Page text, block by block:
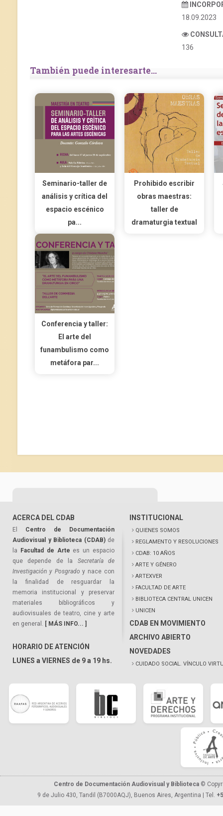
18.09.2023
136
También puede interesarte...
Seminario-taller de
análisis y crítica del
espacio escénico
pa...
Prohibido escribir
obras maestras:
taller de
dramaturgia textual
Conferencia y taller:
El arte del
funambulismo como
metáfora par...
ACERCA DEL CDAB
El Centro de Documentación
Audiovisual y Biblioteca (CDAB)de
la
Facultad de Arte es un espacio
que depende de la Secretaría de
Investigación y Posgrado y nace con
la finalidad de resguardar la
memoria institucional y preservar
materiales bibliográficos y
audiovisuales de teatro, cine y arte
en general. [ MÁS INFO... ]
HORARIO DE ATENCIÓN
LUNES a VIERNES de 9 a 19 hs.
INSTITUCIONAL
QUIENES SOMOS
REGLAMENTO Y RESOLUCIONES
CDAB: 10 AÑOS
ARTE Y GÉNERO
ARTEXVER
FACULTAD DE ARTE
BIBLIOTECA CENTRAL UNICEN
UNICEN
CDAB EN MOVIMIENTO
ARCHIVO ABIERTO
NOVEDADES
CUIDADO SOCIAL. VÍNCULO
Centro de Documentación Audiovisual y Biblioteca ©
9 de Julio 430, Tandil (B7000AQJ), Buenos Aires, Argentina | Tel.